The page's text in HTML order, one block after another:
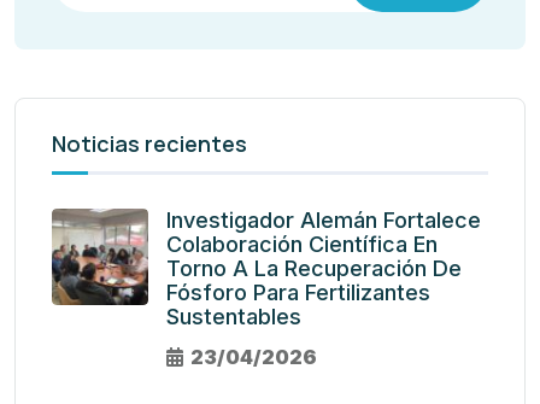
Noticias recientes
Investigador Alemán Fortalece
Colaboración Científica En
Torno A La Recuperación De
Fósforo Para Fertilizantes
Sustentables
23/04/2026